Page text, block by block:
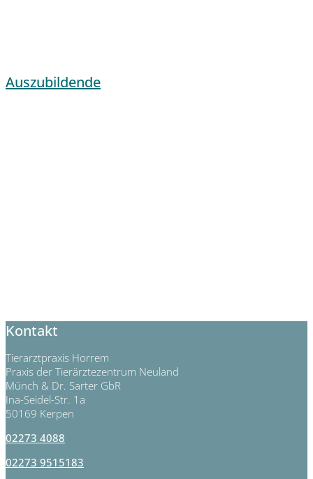
Auszubildende
Kontakt
Tierarztpraxis Horrem
Praxis der Tierärztezentrum Neuland
Münch & Dr. Sarter GbR
Ina-Seidel-Str. 1a
50169 Kerpen
02273 4088
02273 9515183